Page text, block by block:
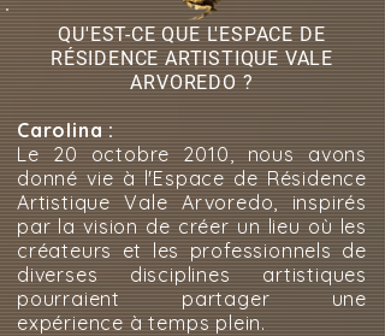
QU'EST-CE QUE L'ESPACE DE
RÉSIDENCE ARTISTIQUE VALE
ARVOREDO ?
Carolina :
Le 20 octobre 2010, nous avons
donné vie à l'Espace de Résidence
Artistique Vale Arvoredo, inspirés
par la vision de créer un lieu où les
créateurs et les professionnels de
diverses disciplines artistiques
pourraient partager une
expérience à temps plein.